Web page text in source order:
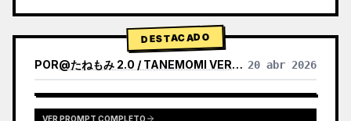
DESTACADO
POR@たねもみ 2.0 / TANEMOMI VER2.0 20 abr 2026
VER PROMPT COMPLETO